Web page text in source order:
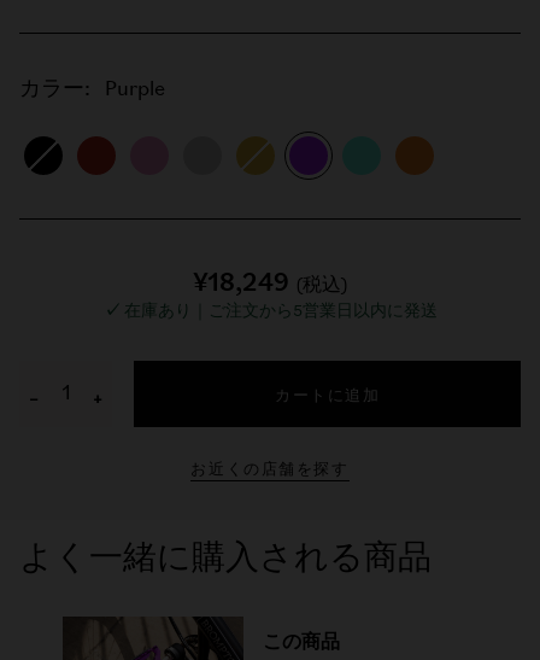
カラー: Purple
¥18,249 (税込)
✓ 在庫あり｜ご注文から5営業日以内に発送
− + カートに追加
お近くの店舗を探す
よく一緒に購入される商品
この商品